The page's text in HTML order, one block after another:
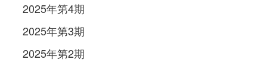
2025年第4期
2025年第3期
2025年第2期